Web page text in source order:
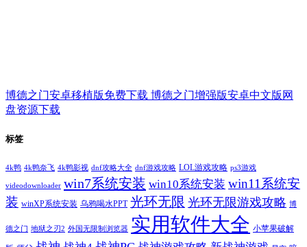
博德之门安卓移植版免费下载 博德之门增强版安卓中文版网
盘资源下载
标签
4k鸭 4k鸭奈飞 4k鸭影视 dnf攻略大全 dnf游戏攻略 LOL游戏攻略 ps3游戏
videodownloader win7系统安装 win10系统安装 win11系统安
装 winXP系统安装 乌鸦喝水PPT 光环无限 光环无限游戏攻略 博
德之门 地狱之刃2 外国无限制浏览器 实用软件大全 小苹果破解